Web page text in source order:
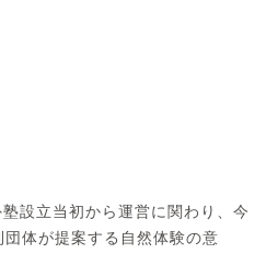
設立当初から運営に関わり、今
体が提案する自然体験の意